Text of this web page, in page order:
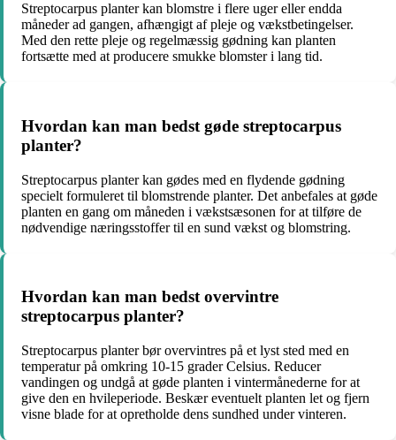
Streptocarpus planter kan blomstre i flere uger eller endda
måneder ad gangen, afhængigt af pleje og vækstbetingelser.
Med den rette pleje og regelmæssig gødning kan planten
fortsætte med at producere smukke blomster i lang tid.
Hvordan kan man bedst gøde streptocarpus
planter?
Streptocarpus planter kan gødes med en flydende gødning
specielt formuleret til blomstrende planter. Det anbefales at gøde
planten en gang om måneden i vækstsæsonen for at tilføre de
nødvendige næringsstoffer til en sund vækst og blomstring.
Hvordan kan man bedst overvintre
streptocarpus planter?
Streptocarpus planter bør overvintres på et lyst sted med en
temperatur på omkring 10-15 grader Celsius. Reducer
vandingen og undgå at gøde planten i vintermånederne for at
give den en hvileperiode. Beskær eventuelt planten let og fjern
visne blade for at opretholde dens sundhed under vinteren.